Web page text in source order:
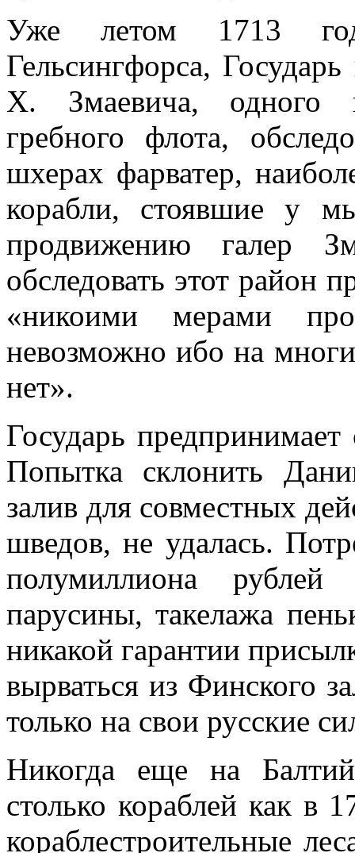
Уже летом 1713
Гельсингфорса,
X. Змаевича, одного
гребного флота,
шхерах фарватер,
кора­бли, стоявшие у
продвижению галер
обследовать этот район
«никоими мерами
невозможно ибо на
нет».
Государь
Попытка склонить
залив для совместных
шведов, не удалась.
полумиллиона рублей
парусины, такелажа
никакой гарантии
вырвать­ся из Финского
только на свои русские
Никогда еще на
столько кораблей как в
кораблестроительные